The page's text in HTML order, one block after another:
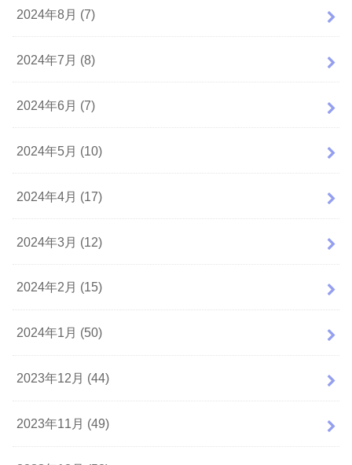
2024年8月 (7)
2024年7月 (8)
2024年6月 (7)
2024年5月 (10)
2024年4月 (17)
2024年3月 (12)
2024年2月 (15)
2024年1月 (50)
2023年12月 (44)
2023年11月 (49)